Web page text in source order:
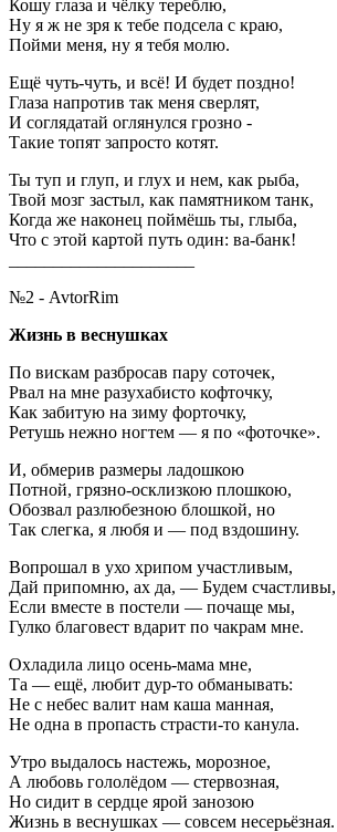
Кошу глаза и чёлку тереблю,
Ну я ж не зря к тебе подсела с краю,
Пойми меня, ну я тебя молю.
Ещё чуть-чуть, и всё! И будет поздно!
Глаза напротив так меня сверлят,
И соглядатай оглянулся грозно -
Такие топят запросто котят.
Ты туп и глуп, и глух и нем, как рыба,
Твой мозг застыл, как памятником танк,
Когда же наконец поймёшь ты, глыба,
Что с этой картой путь один: ва-банк!
№2 - AvtorRim
Жизнь в веснушках
По вискам разбросав пару соточек,
Рвал на мне разухабисто кофточку,
Как забитую на зиму форточку,
Ретушь нежно ногтем — я по «фоточке».
И, обмерив размеры ладошкою
Потной, грязно-осклизкою плошкою,
Обозвал разлюбезною блошкой, но
Так слегка, я любя и — под вздошину.
Вопрошал в ухо хрипом участливым,
Дай припомню, ах да, — Будем счастливы,
Если вместе в постели — почаще мы,
Гулко благовест вдарит по чакрам мне.
Охладила лицо осень-мама мне,
Та — ещё, любит дур-то обманывать:
Не с небес валит нам каша манная,
Не одна в пропасть страсти-то канула.
Утро выдалось настежь, морозное,
А любовь гололёдом — стервозная,
Но сидит в сердце ярой занозою
Жизнь в веснушках — совсем несерьёзная.